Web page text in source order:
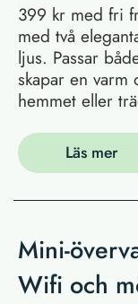
399 kr med fri
med två
ljus. Passar
skapar en varm
hemmet eller
Läs mer
Mini-
Wifi och